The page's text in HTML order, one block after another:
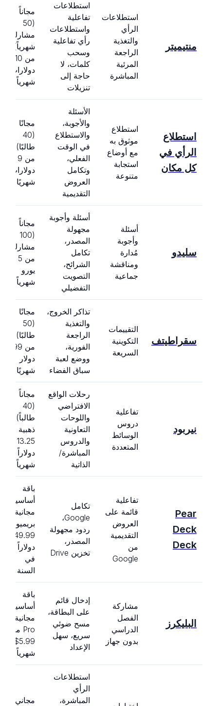
منتيميتر
استطلاعات
الرأي
والتغذية
الراجعة
المرئية
المباشرة
استطلاعات
تفاعلية
واستطلاعات
رأي تفاعلية
وسحب
كلمات، لا
حاجة إلى
تنزيلات
مجاناً
(50
مشارك/
شهرياً)،
من 10
دولارات
شهرياً
استطلاع
الرأي في
كل مكان
استطلاع
موثوق به
مع أوضاع
استجابة
متنوعة
الأسئلة
والأجوبة،
والاستطلاع
في الوقت
الفعلي،
وتكامل
العروض
التقديمية
مجانًا
(40
طالبًا)،
من 9
دولارات
شهريًا
سليدو
أسئلة
وأجوبة
مُدارة
ومناقشة
جماعية
أسئلة وأجوبة
مجهولة
المصدر،
تكامل
الشرائح،
التصويت
التفضيلي
مجاناً
(100
مشارك)،
من 5
يورو
شهرياً
سقراطيتف
التقييمات
التكوينية
السريعة
تذاكر الخروج،
والتغذية
الراجعة
الفورية،
ووضع لعبة
سباق الفضاء
مجانًا
(50
طالبًا)،
من 9.99
دولار
شهريًا
نيربود
تفاعلية
دروس
الوسائط
المتعددة
رحلات الواقع
الافتراضي
واللوحات
التعاونية
والدروس
المباشرة/
الذاتية
مجاناً
(40
طالباً)،
ذهبية من
13.25
دولاراً
شهرياً
Pear
Deck
Deck
تفاعلية
قائمة على
العروض
التقديمية
من
Google
تكامل
Google،
ردود مجهولة
المصدر،
تخزين Drive
باقة
أساسية
مجانية،
بريميوم
149.99
دولاراً
في
السنة
البليكرز
مشاركة
الفصل
الدراسي
بدون جهاز
إدخال قائم
على البطاقة،
مسح ضوئي
سريع، سهل
الإعداد
باقة
أساسية
مجانية،
Pro من
5.99$
شهرياً
استطلاعات
الرأي
المباشرة،
مجاني